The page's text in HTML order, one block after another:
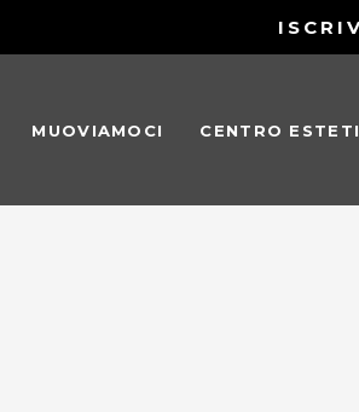
MUOVIAMOCI CENTRO